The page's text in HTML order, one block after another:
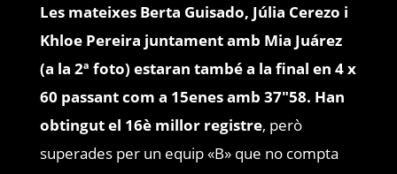
Les mateixes Berta Guisado, Júlia Cerezo i
Khloe Pereira juntament amb Mia Juárez
(a la 2ª foto) estaran també a la final en 4 x
60 passant com a 15enes amb 37″58. Han
obtingut el 16è millor registre, però
superades per un equip «B» que no compta